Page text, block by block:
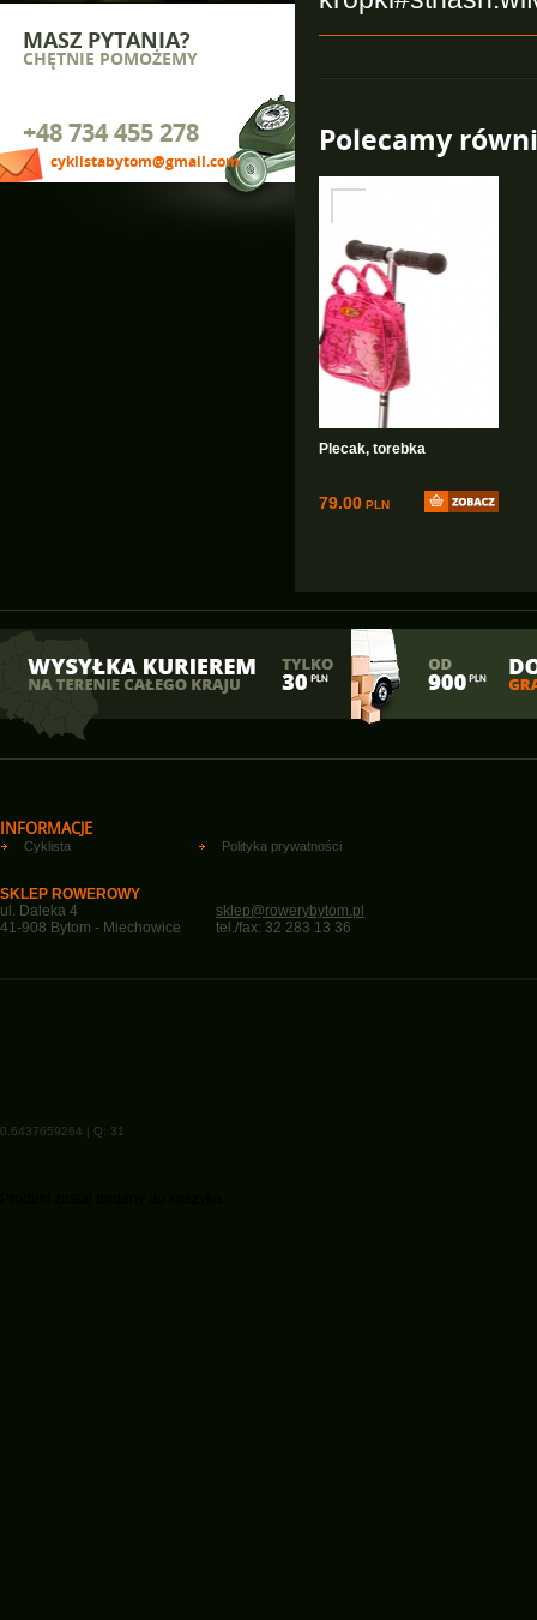
MASZ PYTANIA?
CHĘTNIE POMOŻEMY
+48 734 455 278
cyklistabytom@gmail.com
Polecamy
Plecak, torebka
79.00 PLN
INFORMACJE
Cyklista Polityka prywatności
SKLEP ROWEROWY
ul. Daleka 4
41-908 Bytom - Miechowice
sklep@rowerybytom.pl
tel./fax: 32 283 13 36
0.6437659264 | Q: 31